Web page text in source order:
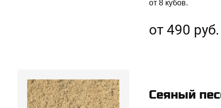
от 8 кубов.
от 490
Сеяный